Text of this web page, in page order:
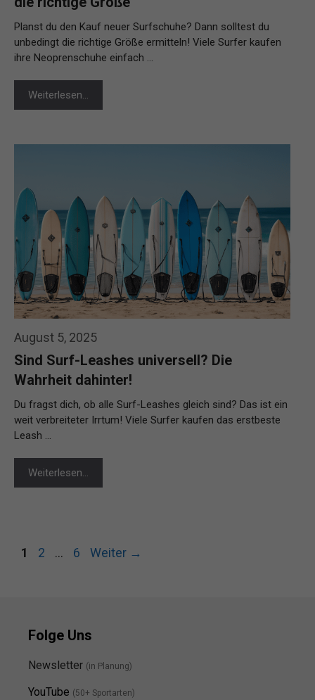
Planst du den Kauf neuer Surfschuhe? Dann solltest du
unbedingt die richtige Größe ermitteln! Viele Surfer kaufen
ihre Neoprenschuhe einfach …
Weiterlesen…
August 5, 2025
Sind Surf-Leashes universell? Die
Wahrheit dahinter!
Du fragst dich, ob alle Surf-Leashes gleich sind? Das ist ein
weit verbreiteter Irrtum! Viele Surfer kaufen das erstbeste
Leash …
Weiterlesen…
Seite
1 Seite
2 … Seite
6 Weiter →
Folge Uns
Newsletter (in Planung)
YouTube (50+ Sportarten)